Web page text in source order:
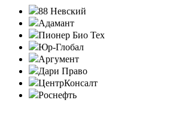
88 Невский
Адамант
Пионер Био Тех
Юр-Глобал
Аргумент
Дари Право
ЦентрКонсалт
Роснефть